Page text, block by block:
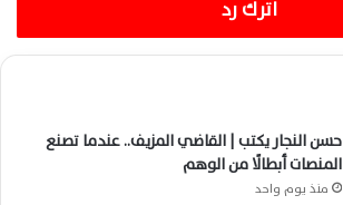
اترك رد
حسن النجار يكتب | القاضي المزيف.. عندما تصنع
المنصات أبطالًا من الوهم
منذ يوم واحد